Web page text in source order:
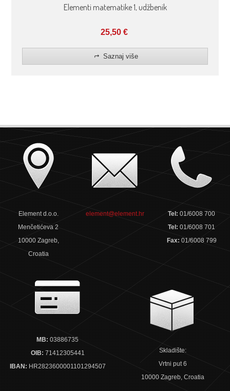
Elementi matematike 1, udžbenik
25,50 €
Saznaj više
Element d.o.o.
Menčetićeva 2
10000 Zagreb,
Croatia
element@element.hr Tel:01/6008 700
Tel:01/6008 701
Fax: 01/6008 799
MB: 03886735
OIB: 71412305441
IBAN: HR2823600001101294507
Skladište:
Vrtni put 6
10000 Zagreb, Croatia